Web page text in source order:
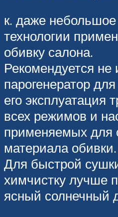
к. даже
технологии
обивку салона.
Рекомендуется не
парогенератор
его эксплуатация
всех режимов и
применяемых для
материала обивки.
Для быстрой
химчистку лучше
ясный солнечный